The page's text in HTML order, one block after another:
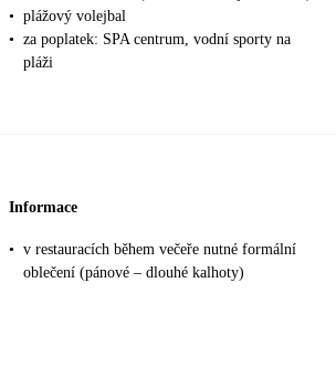
• plážový volejbal
• za poplatek: SPA centrum, vodní sporty na
pláži
Informace
• v restauracích během večeře nutné formální
oblečení (pánové – dlouhé kalhoty)